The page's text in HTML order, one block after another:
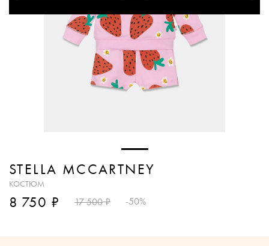
STELLA MCCARTNEY
КОСТЮМ
8 750 ₽ 17 500₽ -50%